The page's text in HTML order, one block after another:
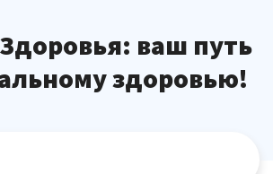
ваш путь
здоровью!